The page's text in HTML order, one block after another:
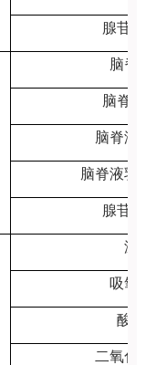
腺苷
脑脊
脑脊
脑脊液
脑脊液乳
腺苷
温
吸氧
酸
二氧化